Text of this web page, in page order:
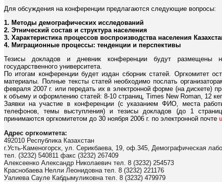
Для обсуждения на конференции предлагаются следующие вопросы:
1. Методы демографических исследований
2. Этнический состав и структура населения
3. Характеристика процессов воспроизводства населения
4. Миграционные процессы: тенденции и перспективы
Тезисы докладов и дневник конференции будут размещены
государственного университета.
По итогам конференции будет издан сборник статей. Оргкомитет
материалы. Полные тексты статей необходимо послать
февраля 2007 г. или передать их в электронной форме (на дискете)
к объему и оформлению статей: 8-10 страниц, Times New Roman, 12
Заявки на участие в конференции (с указанием ФИО, места
телефонов, темы выступления) и тезисы докладов (до 1
принимаются оргкомитетом до 30 ноября 2006 г. по электронной почте
Адрес оргкомитета:
492010 Республика Казахстан
г.Усть-Каменогорск, ул. Серикбаева, 19, оф.345, Демографическая
тел. (3232) 540811 факс (3232) 267409
Алексеенко Александр Николаевич тел. 8 (3232) 254573
Краснобаева Нелли Леонидовна тел. 8 (3232) 221176
Уалиева Сауле Кабдымуликовна тел. 8 (3232) 479979